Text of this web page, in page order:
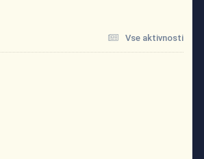
Vse aktivnosti